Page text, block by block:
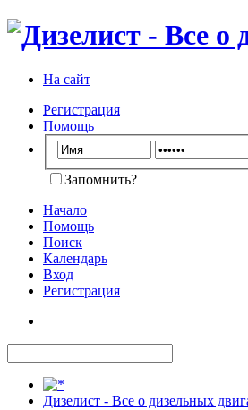
На сайт
Регистрация
Помощь
Запомнить?
Начало
Помощь
Поиск
Календарь
Вход
Регистрация
Дизелист - Все о дизельных